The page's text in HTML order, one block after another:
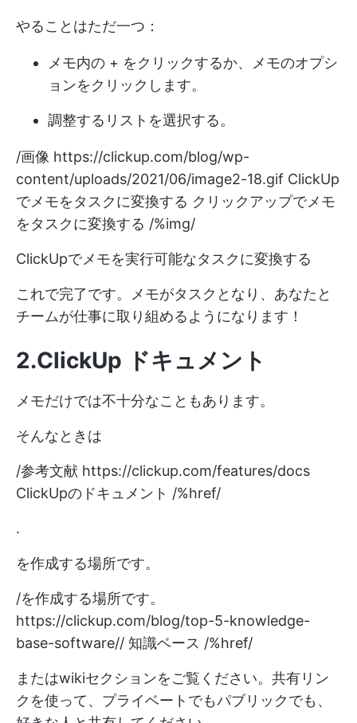
やることはただ一つ：
メモ内の + をクリックするか、メモのオプシ
ョンをクリックします。
調整するリストを選択する。
/画像 https://clickup.com/blog/wp-
content/uploads/2021/06/image2-18.gif ClickUp
でメモをタスクに変換する クリックアップでメモ
をタスクに変換する /%img/
ClickUpでメモを実行可能なタスクに変換する
これで完了です。メモがタスクとなり、あなたと
チームが仕事に取り組めるようになります！
2.ClickUp ドキュメント
メモだけでは不十分なこともあります。
そんなときは
/参考文献 https://clickup.com/features/docs
ClickUpのドキュメント /%href/
.
を作成する場所です。
/を作成する場所です。
https://clickup.com/blog/top-5-knowledge-
base-software// 知識ベース /%href/
またはwikiセクションをご覧ください。共有リン
クを使って、プライベートでもパブリックでも、